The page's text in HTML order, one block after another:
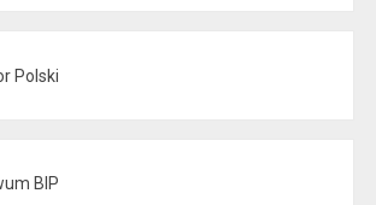
Polski
BIP